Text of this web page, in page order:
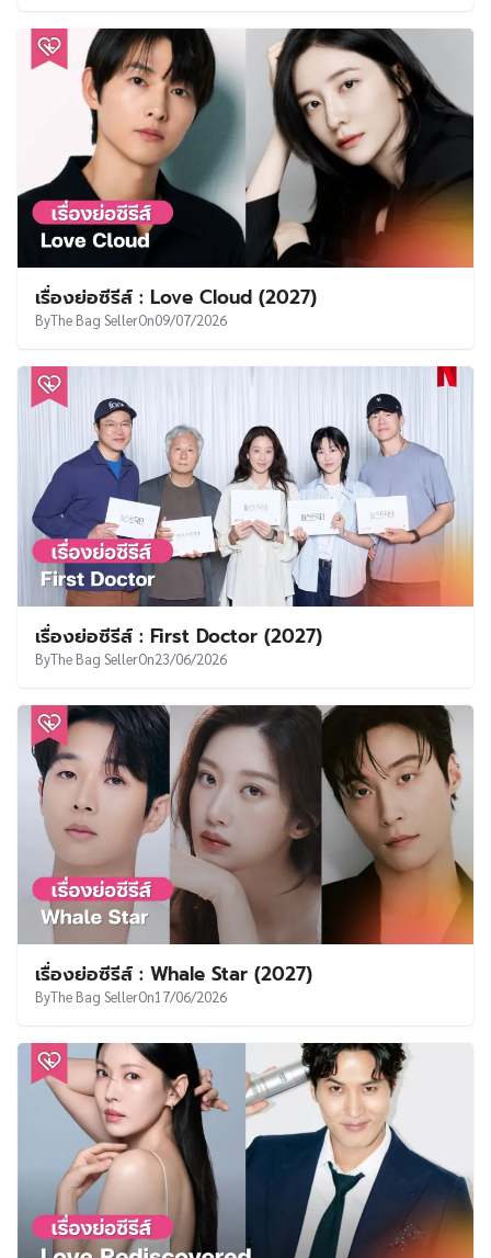
เรื่องย่อซีรีส์ : Love Cloud (2027)
ByThe Bag SellerOn09/07/2026
เรื่องย่อซีรีส์ : First Doctor (2027)
ByThe Bag SellerOn23/06/2026
เรื่องย่อซีรีส์ : Whale Star (2027)
ByThe Bag SellerOn17/06/2026